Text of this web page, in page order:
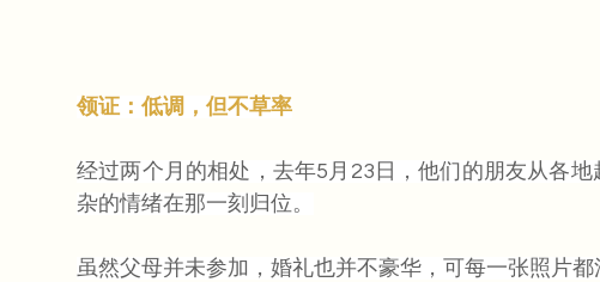
领证：低调，但不草率
经过两个月的相处，去年5月23日，他们的朋友从各
杂的情绪在那一刻归位。
虽然父母并未参加，婚礼也并不豪华，可每一张照片都